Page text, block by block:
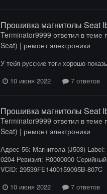
Прошивка магнитолы Seat
Terminator9999 ответил в теме
Seat) | ремонт электроники
У тебя русские теги хорошо
10 июня 2022
7 ответов
Прошивка магнитолы Seat
Terminator9999 ответил в теме
Seat) | ремонт электроники
Адрес 56: Магнитола (J503)
0204 Ревизия: R0000000
VCID: 29539FE1400159095B-807C
10 июня 2022
7 ответов